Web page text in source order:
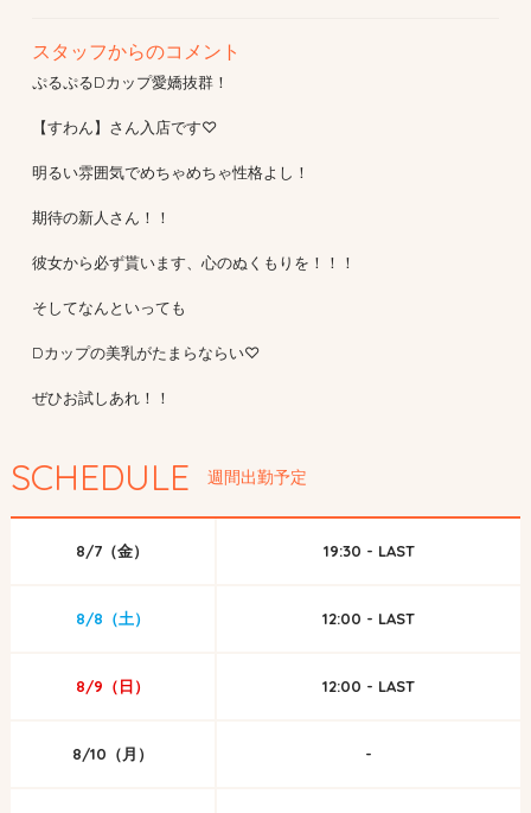
スタッフからのコメント
ぷるぷるDカップ愛嬌抜群！
【すわん】さん入店です♡
明るい雰囲気でめちゃめちゃ性格よし！
期待の新人さん！！
彼女から必ず貰います、心のぬくもりを！！！
そしてなんといっても
Dカップの美乳がたまらならい♡
ぜひお試しあれ！！
SCHEDULE 週間出勤予定
8/7（金） 19:30 - LAST
8/8（土） 12:00 - LAST
8/9（日） 12:00 - LAST
8/10（月） -